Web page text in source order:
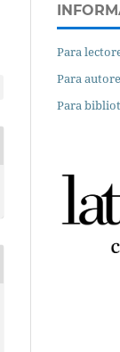
Para
Para
Para